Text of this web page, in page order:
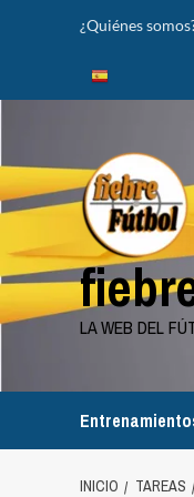
¿Quiénes
LA WEB DEL
INICIO TAREAS